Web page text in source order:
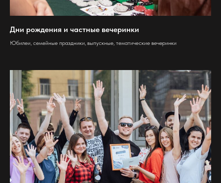
Дни рождения и частные вечеринки
Юбилеи, семейные праздники, выпускные, тематические вечеринки